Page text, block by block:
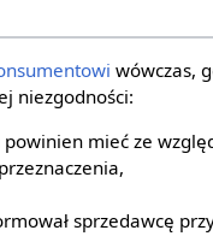
wówczas,
niezgodności:
mieć ze
sprzedawcę